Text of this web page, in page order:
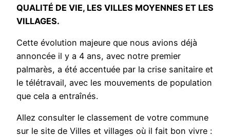
QUALITÉ DE VIE, LES VILLES MOYENNES ET LES
VILLAGES.
Cette évolution majeure que nous avions déjà
annoncée il y a 4 ans, avec notre premier
palmarès, a été accentuée par la crise sanitaire et
le télétravail, avec les mouvements de population
que cela a entraînés.
Allez consulter le classement de votre commune
sur le site de Villes et villages où il fait bon vivre :